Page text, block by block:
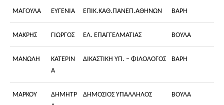
ΜΑΓΟΥΛΑ ΕΥΓΕΝΙΑ ΕΠΙΚ.ΚΑΘ.ΠΑΝΕΠ.ΑΘΗΝΩΝ ΒΑΡΗ
ΜΑΚΡΗΣ ΓΙΩΡΓΟΣ ΕΛ. ΕΠΑΓΓΕΛΜΑΤΙΑΣ ΒΟΥΛΑ
ΜΑΝΩΛΗ
ΚΑΤΕΡΙΝ
Α
ΔΙΚΑΣΤΙΚΗ ΥΠ. – ΦΙΛΟΛΟΓΟΣ ΒΑΡΗ
ΜΑΡΚΟΥ
ΔΗΜΗΤΡ
ΔΗΜΟΣΙΟΣ ΥΠΑΛΛΗΛΟΣ ΒΟΥΛΑ